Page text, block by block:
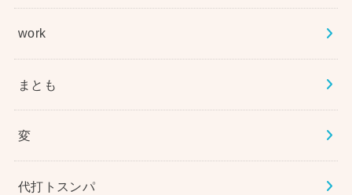
work
まとも
変
代打トスンパ